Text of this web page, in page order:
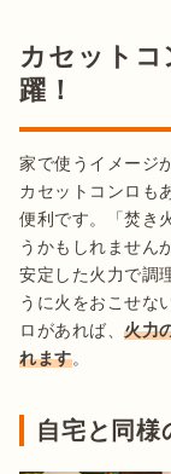
カセット
躍！
家で使うイメージ
カセットコンロも
便利です。「焚き
うかもしれません
安定した火力で調
うに火をおこせな
ロがあれば、火力
れます。
自宅と同様